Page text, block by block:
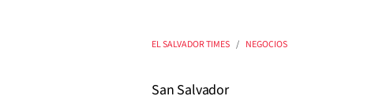
EL SALVADOR TIMES NEGOCIOS
San Salvador